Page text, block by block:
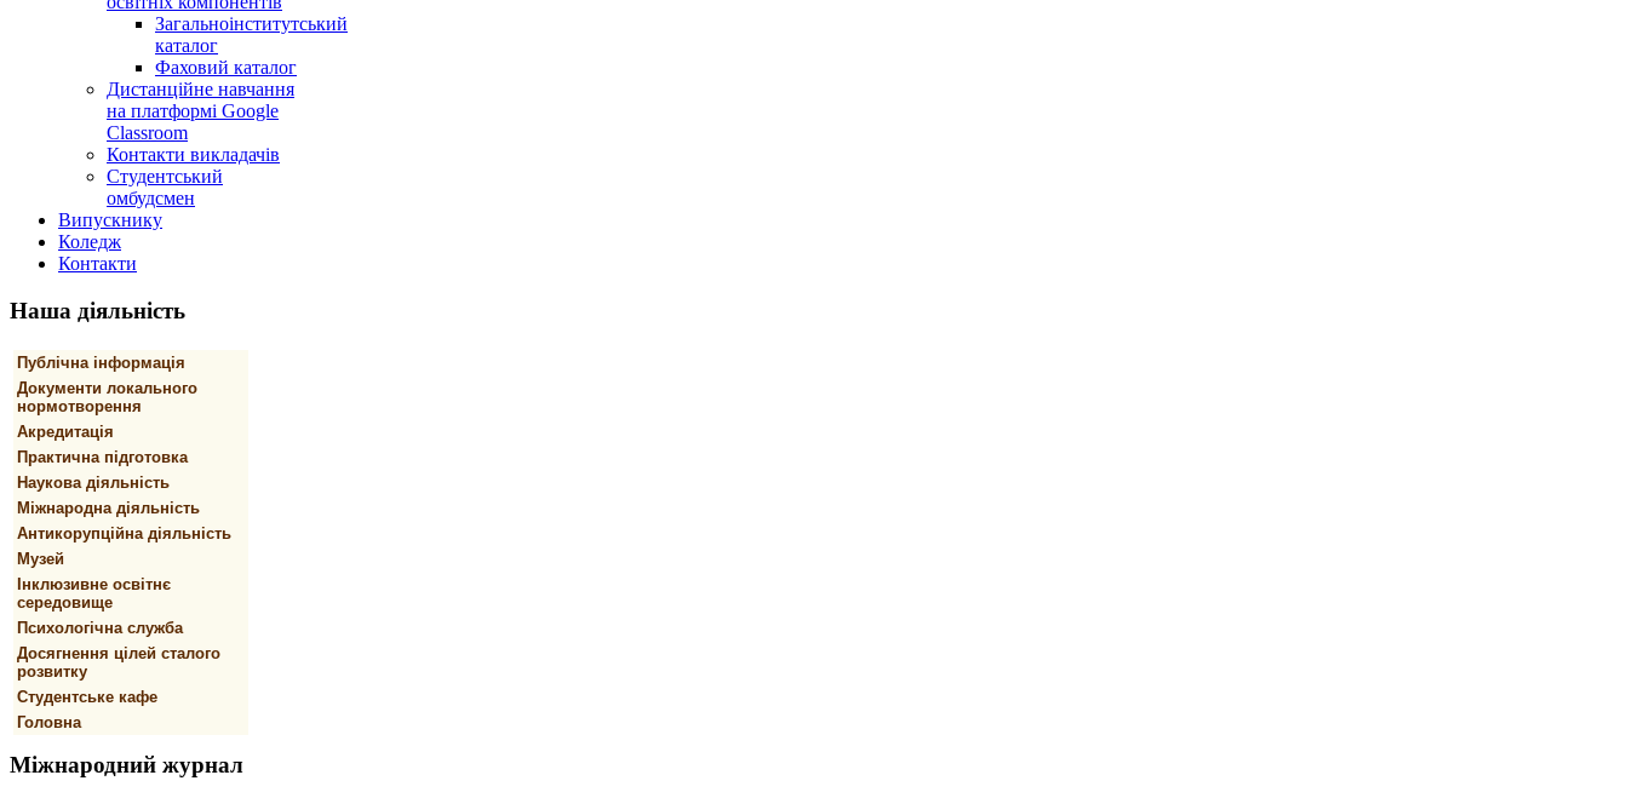
Загальноінститутський
каталог
Фаховий каталог
Дистанційне навчання
на платформі Google
Classroom
Контакти викладачів
Студентський
омбудсмен
Випускнику
Коледж
Контакти
Наша діяльність
Публічна інформація
Документи локального
нормотворення
Акредитація
Практична підготовка
Наукова діяльність
Міжнародна діяльність
Антикорупційна діяльність
Музей
Інклюзивне освітнє
середовище
Психологічна служба
Досягнення цілей сталого
розвитку
Студентське кафе
Головна
Міжнародний журнал